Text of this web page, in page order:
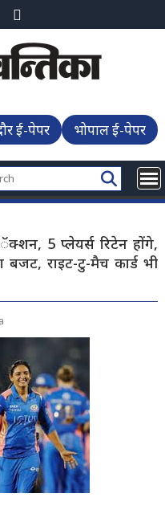
ई-पेपर भोपाल ई-पेपर
5 प्लेयर्स रिटेन होंगे,
राइट-टु-मैच कार्ड भी